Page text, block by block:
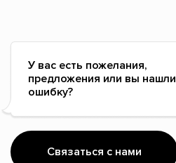
У вас есть пожелания,
предложения или вы нашли
ошибку?
Связаться с нами